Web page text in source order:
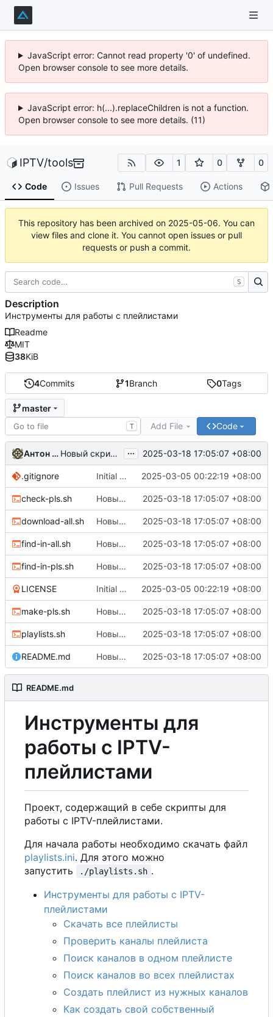
JavaScript error: Cannot read property '0' of undefined.
Open browser console to see more details.
JavaScript error: h(...).replaceChildren is not a function.
Open browser console to see more details. (11)
IPTV/tools 1 0 0
Code Issues Pull Requests Actions
This repository has been archived on 2025-05-06. You can
view files and clone it. You cannot open issues or pull
requests or push a commit.
4Commits 1Branch 0Tags
master
T Add File Code
Антон Аксенов Новый скрипт playlists, который выкачивает ini ... 2025-03-18 17:05:07 +08:00
.gitignore Initial commit 2025-03-05 00:22:19 +08:00
check-pls.sh Новый скрипт playlists, который выкачивает ini 2025-03-18 17:05:07 +08:00
download-all.sh Новый скрипт playlists, который выкачивает ini 2025-03-18 17:05:07 +08:00
find-in-all.sh Новый скрипт playlists, который выкачивает ini 2025-03-18 17:05:07 +08:00
find-in-pls.sh Новый скрипт playlists, который выкачивает ini 2025-03-18 17:05:07 +08:00
LICENSE Initial commit 2025-03-05 00:22:19 +08:00
make-pls.sh Новый скрипт playlists, который выкачивает ini 2025-03-18 17:05:07 +08:00
playlists.sh Новый скрипт playlists, который выкачивает ini 2025-03-18 17:05:07 +08:00
README.md Новый скрипт playlists, который выкачивает ini 2025-03-18 17:05:07 +08:00
README.md
Инструменты для
работы с IPTV-
плейлистами
Проект, содержащий в себе скрипты для
работы с IPTV-плейлистами.
Для начала работы необходимо скачать файл
playlists.ini. Для этого можно
запустить
./playlists.sh .
Инструменты для работы с IPTV-
плейлистами
Скачать все плейлисты
Проверить каналы плейлиста
Поиск каналов в одном плейлисте
Поиск каналов во всех плейлистах
Создать плейлист из нужных каналов
Как создать свой собственный
S
Description
Инструменты для работы с плейлистами
Readme
MIT
38KiB